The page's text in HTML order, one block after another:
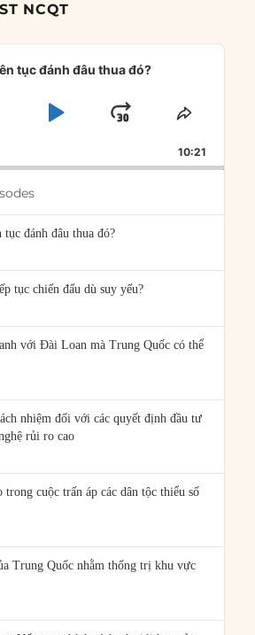
NCQT
tục đánh đâu thua đó?
PLAYJUMP
FORWARD
SHARE
10:21
đánh đâu thua đó?
tục chiến đấu dù suy yếu?
với Đài Loan mà Trung Quốc có thể
nhiệm đối với các quyết định đầu tư
rủi ro cao
trong cuộc trấn áp các dân tộc thiểu số
Trung Quốc nhằm thống trị khu vực